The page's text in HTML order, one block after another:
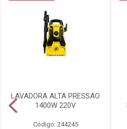
LAVADORA ALTA PRESSAO
1400W 220V
Código: 244245